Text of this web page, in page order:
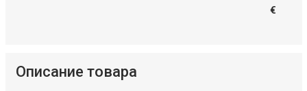
€
Описание товара